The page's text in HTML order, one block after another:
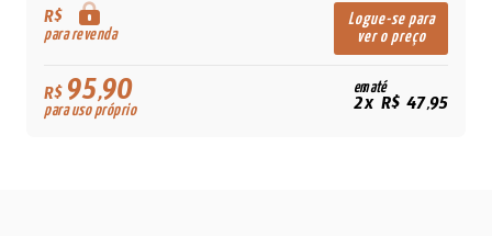
R$
para revenda
Logue-se para
ver o preço
R$95,90
para uso próprio
em até
2x R$ 47,95